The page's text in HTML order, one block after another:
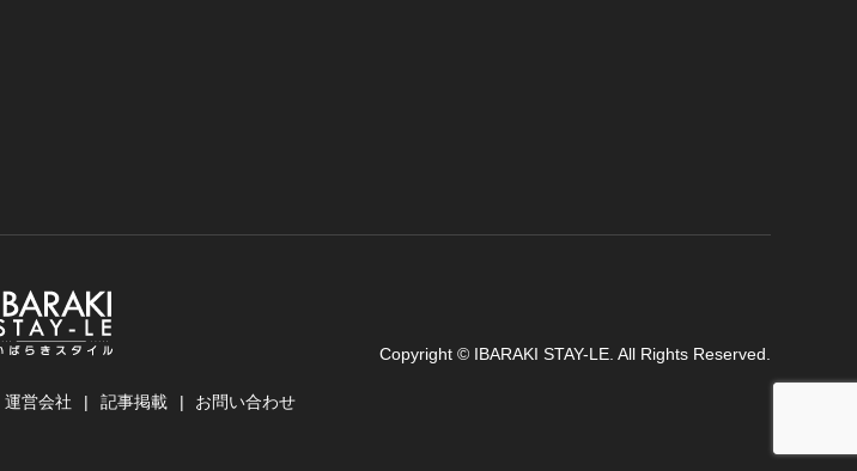
運営会社 記事掲載 お問い合わせ
Copyright © IBARAKI STAY-LE . All Rights Reserved.